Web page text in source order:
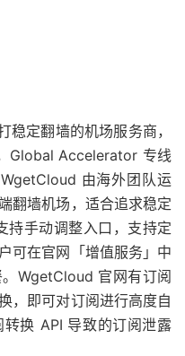
定翻墙的机场服务商，
Global Accelerator 专线
由海外团队运
翻墙机场，适合追求稳定
持手动调整入口，支持定
可在官网「增值服务」中
WgetCloud 官网有订阅
，即可对订阅进行高度自
换 API 导致的订阅泄露